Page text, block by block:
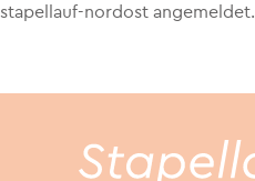
nordost angemeldet.